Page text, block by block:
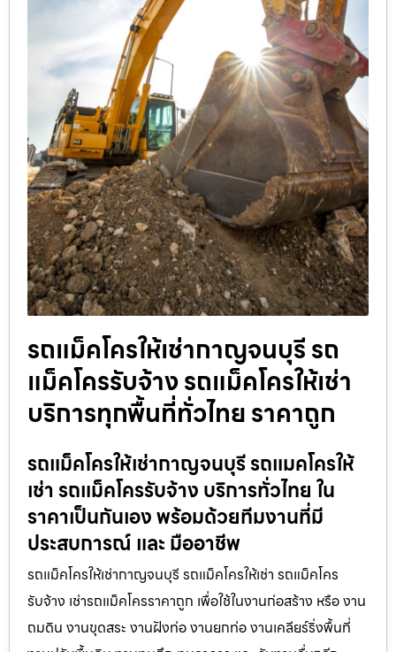
รถแม็คโครให้เช่ากาญจนบุรี รถ
แม็คโครรับจ้าง รถแม็คโครให้เช่า
บริการทุกพื้นที่ทั่วไทย ราคาถูก
รถแม็คโครให้เช่ากาญจนบุรี รถแมคโครให้
เช่า รถแม็คโครรับจ้าง บริการทั่วไทย ใน
ราคาเป็นกันเอง พร้อมด้วยทีมงานที่มี
ประสบการณ์ และ มืออาชีพ
รถแม็คโครให้เช่ากาญจนบุรี รถแม็คโครให้เช่า รถแม็คโคร
รับจ้าง เช่ารถแม็คโครราคาถูก เพื่อใช้ในงานก่อสร้าง หรือ งาน
ถมดิน งานขุดสระ งานฝังท่อ งานยกท่อ งานเคลียร์ริ่งพื้นที่